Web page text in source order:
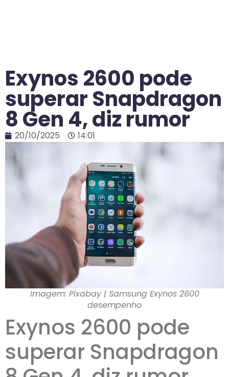
Exynos 2600 pode
superar Snapdragon
8 Gen 4, diz rumor
20/10/2025 14:01
Imagem: Pixabay | Samsung Exynos 2600
desempenho
Exynos 2600 pode
superar Snapdragon